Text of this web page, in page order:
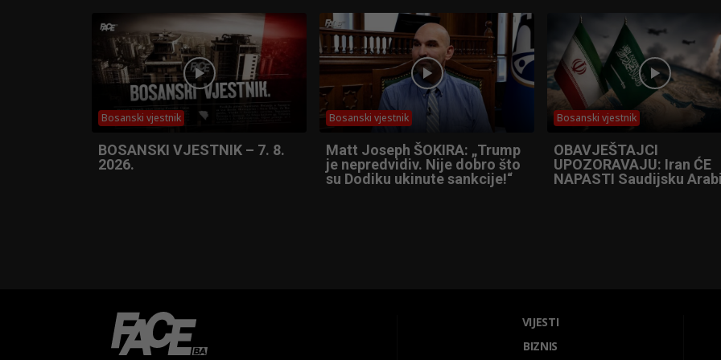
Bosanski vjestnik
BOSANSKI VJESTNIK – 7. 8.
2026.
Bosanski vjestnik
Matt Joseph ŠOKIRA: „Trump
je nepredvidiv. Nije dobro što
su Dodiku ukinute sankcije!“
Bosanski vjestnik
OBAVJEŠTAJCI
UPOZORAVAJU: Iran ĆE
NAPASTI Saudijsku
VIJESTI
BIZNIS